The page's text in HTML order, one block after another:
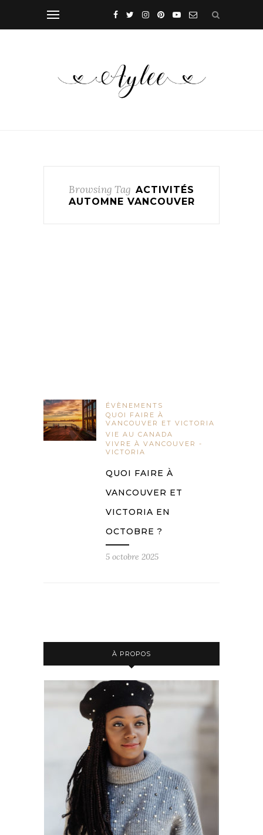
Browsing Tag ACTIVITÉS
AUTOMNE VANCOUVER
ÉVÈNEMENTS
QUOI FAIRE À
VANCOUVER ET VICTORIA
VIE AU CANADA
VIVRE À VANCOUVER -
VICTORIA
QUOI FAIRE À
VANCOUVER ET
VICTORIA EN
OCTOBRE ?
5 octobre 2025
À PROPOS